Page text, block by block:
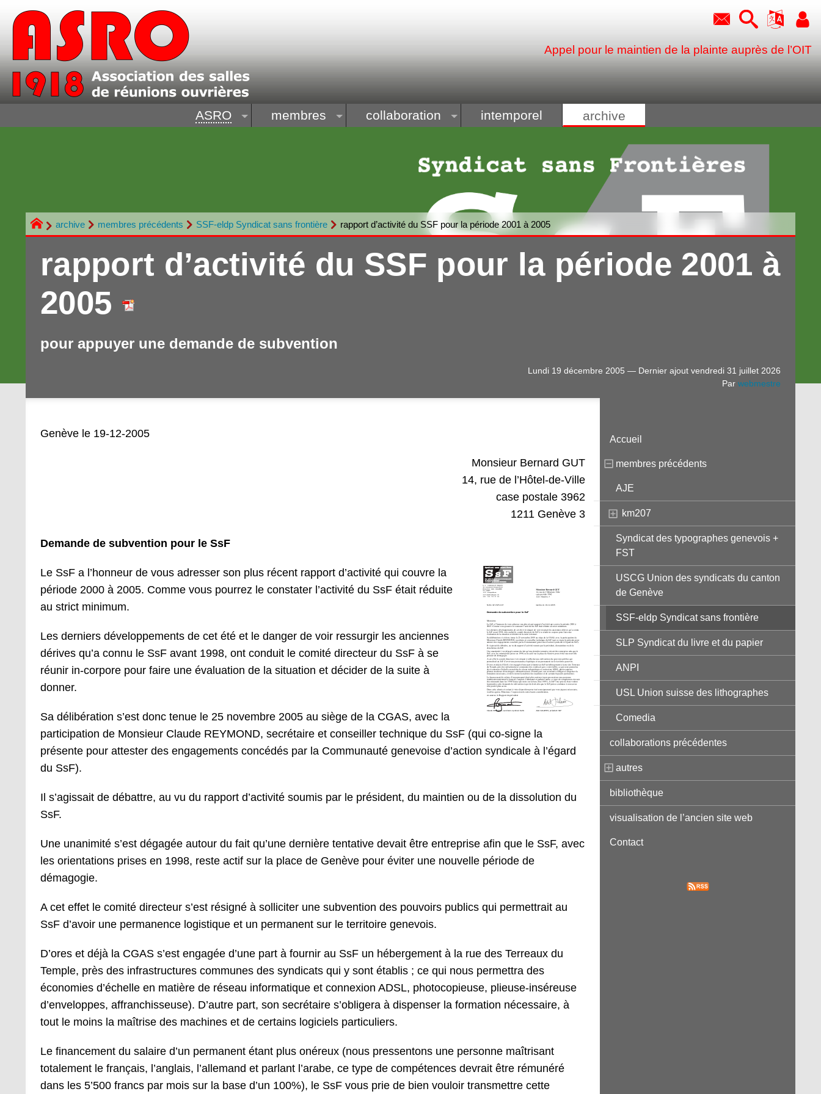
Appel pour le maintien de la plainte auprès de l’OIT
ASRO membres collaboration intemporel archive
archive membres précédents SSF-eldp Syndicat sans frontière rapport d’activité du SSF pour la période 2001 à 2005
rapport d’activité du SSF pour la période 2001 à
2005
pour appuyer une demande de subvention
Lundi 19 décembre 2005 — Dernier ajout vendredi 31 juillet 2026
Par webmestre
Genève le 19-12-2005
Monsieur Bernard GUT
14, rue de l’Hôtel-de-Ville
case postale 3962
1211 Genève 3
Demande de subvention pour le SsF
Le SsF a l’honneur de vous adresser son plus récent rapport d’activité qui couvre la
période 2000 à 2005. Comme vous pourrez le constater l’activité du SsF était réduite
au strict minimum.
Les derniers développements de cet été et le danger de voir ressurgir les anciennes
dérives qu’a connu le SsF avant 1998, ont conduit le comité directeur du SsF à se
réunir in-corpore pour faire une évaluation de la situation et décider de la suite à
donner.
Sa délibération s’est donc tenue le 25 novembre 2005 au siège de la CGAS, avec la
participation de Monsieur Claude REYMOND, secrétaire et conseiller technique du SsF (qui co-signe la
présente pour attester des engagements concédés par la Communauté genevoise d’action syndicale à l’égard
du SsF).
Il s’agissait de débattre, au vu du rapport d’activité soumis par le président, du maintien ou de la dissolution du
SsF.
Une unanimité s’est dégagée autour du fait qu’une dernière tentative devait être entreprise afin que le SsF, avec
les orientations prises en 1998, reste actif sur la place de Genève pour éviter une nouvelle période de
démagogie.
A cet effet le comité directeur s’est résigné à solliciter une subvention des pouvoirs publics qui permettrait au
SsF d’avoir une permanence logistique et un permanent sur le territoire genevois.
D’ores et déjà la CGAS s’est engagée d’une part à fournir au SsF un hébergement à la rue des Terreaux du
Temple, près des infrastructures communes des syndicats qui y sont établis ; ce qui nous permettra des
économies d’échelle en matière de réseau informatique et connexion ADSL, photocopieuse, plieuse-inséreuse
d’enveloppes, affranchisseuse). D’autre part, son secrétaire s’obligera à dispenser la formation nécessaire, à
tout le moins la maîtrise des machines et de certains logiciels particuliers.
Le financement du salaire d’un permanent étant plus onéreux (nous pressentons une personne maîtrisant
totalement le français, l’anglais, l’allemand et parlant l’arabe, ce type de compétences devrait être rémunéré
dans les 5’500 francs par mois sur la base d’un 100%), le SsF vous prie de bien vouloir transmettre cette
Accueil
membres précédents
AJE
km207
Syndicat des typographes genevois +
FST
USCG Union des syndicats du canton
de Genève
SSF-eldp Syndicat sans frontière
SLP Syndicat du livre et du papier
ANPI
USL Union suisse des lithographes
Comedia
collaborations précédentes
autres
bibliothèque
visualisation de l’ancien site web
Contact